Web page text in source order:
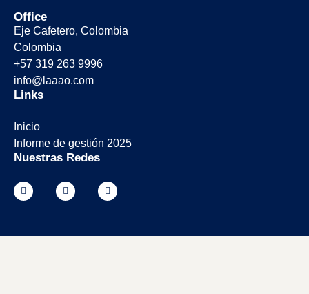
Office
Eje Cafetero, Colombia
Colombia
+57 319 263 9996
info@laaao.com
Links
Inicio
Informe de gestión 2025
Nuestras Redes